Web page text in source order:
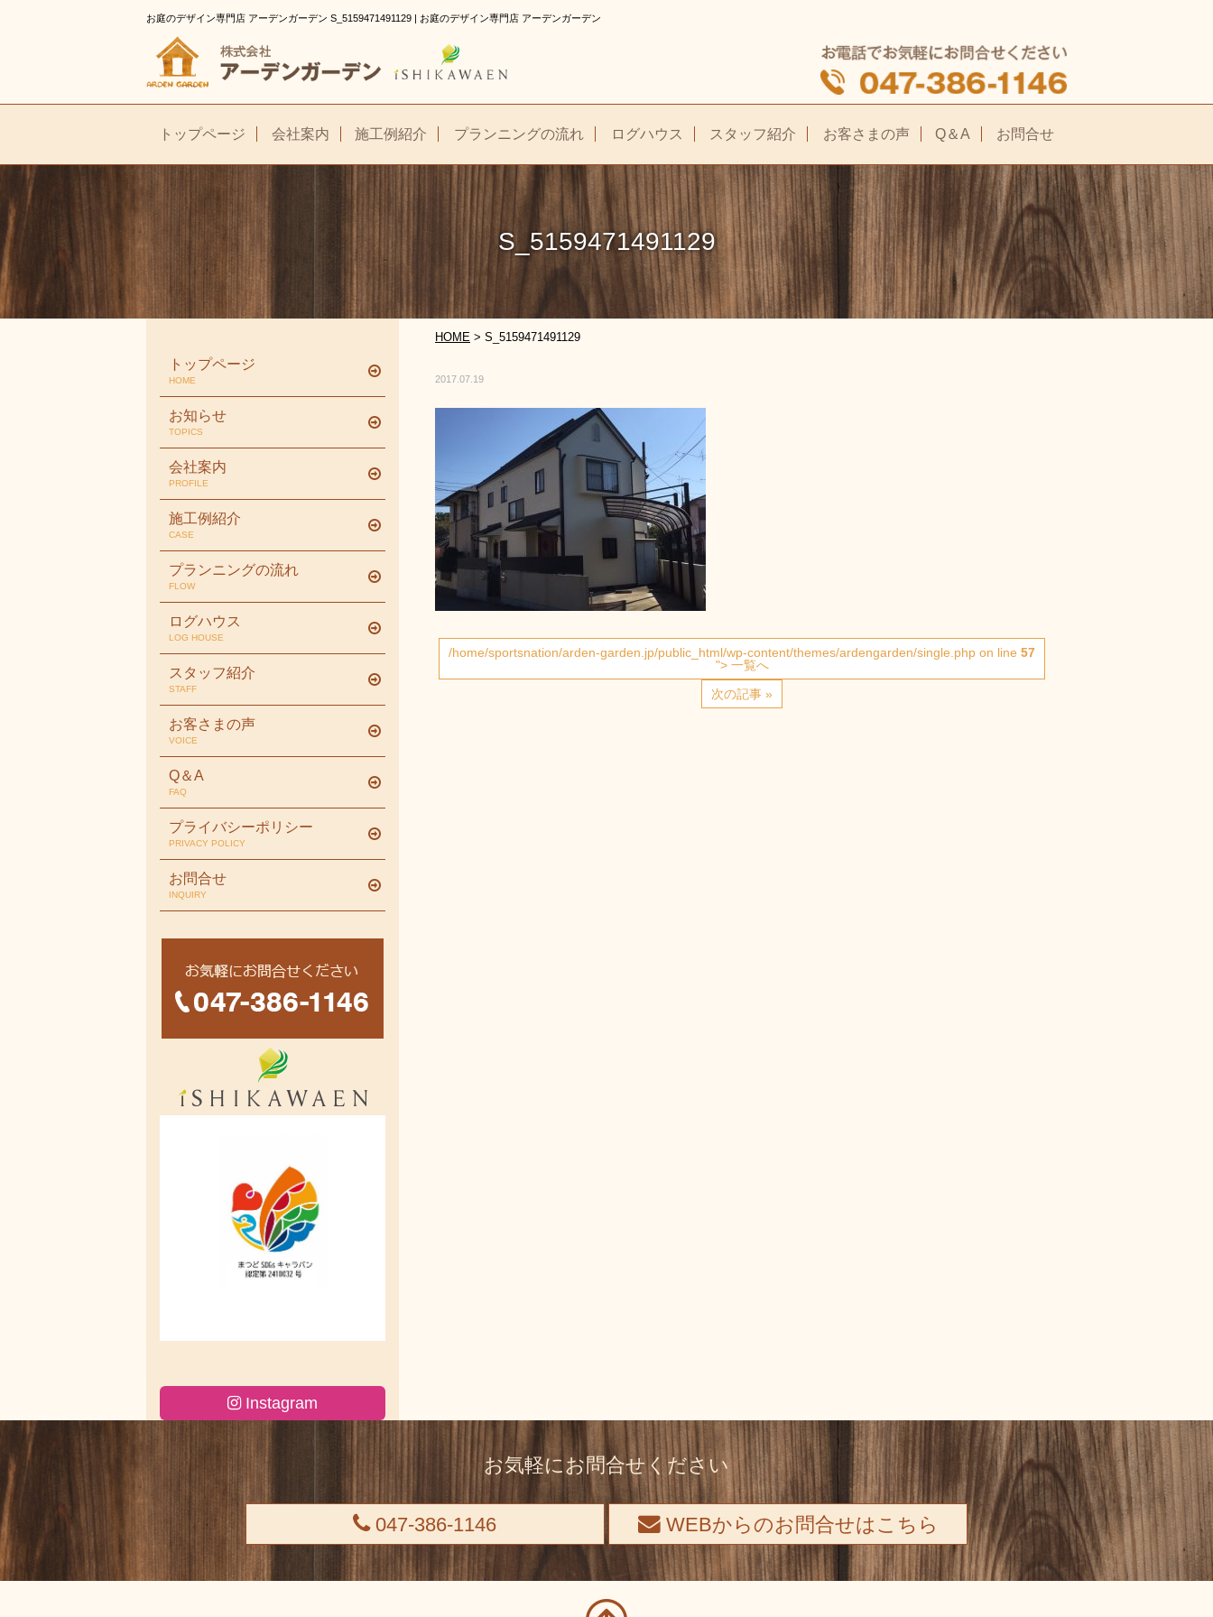
お庭のデザイン専門店 アーデンガーデン S_5159471491129 | お庭のデザイン専門店 アーデンガーデン
トップページ 会社案内 施工例紹介 プランニングの流れ ログハウス スタッフ紹介 お客さまの声 Q＆A お問合せ
S_5159471491129
HOME > S_5159471491129
2017.07.19
/home/sportsnation/arden-garden.jp/public_html/wp-content/themes/ardengarden/single.php on line 57
"> 一覧へ
次の記事 »
トップページ
HOME
お知らせ
TOPICS
会社案内
PROFILE
施工例紹介
CASE
プランニングの流れ
FLOW
ログハウス
LOG HOUSE
スタッフ紹介
STAFF
お客さまの声
VOICE
Q＆A
FAQ
プライバシーポリシー
PRIVACY POLICY
お問合せ
INQUIRY
Instagram
お気軽にお問合せください
047-386-1146 WEBからのお問合せはこちら